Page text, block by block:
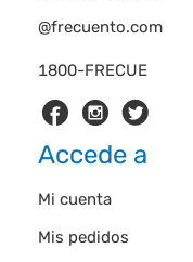
1800-FRECUE
@frecuento.com
Accede a
Mi cuenta
Mis pedidos